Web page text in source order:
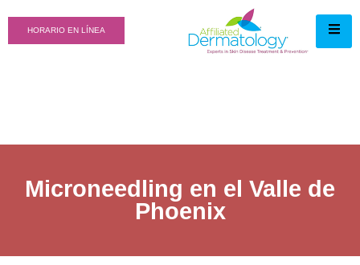
HORARIO EN LÍNEA
Microneedling en el Valle de
Phoenix